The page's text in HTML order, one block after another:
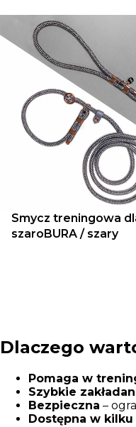
Smycz treningowa
szaroBURA / szary
Dlaczego
Pomaga w
Szybkie
Bezpieczna –
Dostępna w kilku